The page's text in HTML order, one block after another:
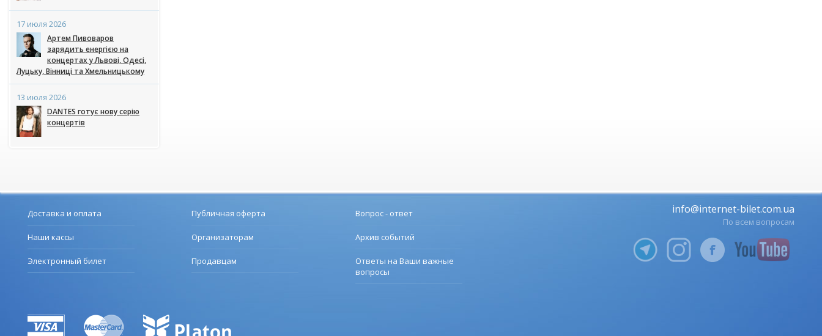
17 июля 2026
Артем Пивоваров
зарядить енергією на
концертах у Львові, Одесі,
Луцьку, Вінниці та Хмельницькому
13 июля 2026
DANTES готує нову серію
концертів
Доставка и оплата
Наши кассы
Электронный билет
Публичная оферта
Организаторам
Продавцам
Вопрос - ответ
Архив событий
Ответы на Ваши важные
вопросы
info@internet-bilet.com.ua
По всем вопросам